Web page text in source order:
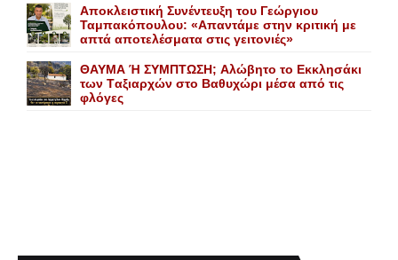
Αποκλειστική Συνέντευξη του Γεώργιου
Ταμπακόπουλου: «Απαντάμε στην κριτική με
απτά αποτελέσματα στις γειτονιές»
ΘΑΥΜΑ Ή ΣΥΜΠΤΩΣΗ; Aλώβητο το Eκκλησάκι
των Tαξιαρχών στο Bαθυχώρι μέσα από τις
φλόγες